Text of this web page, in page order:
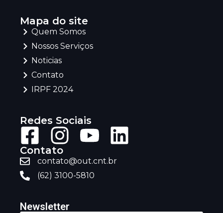
Mapa do site
Quem Somos
Nossos Serviços
Noticias
Contato
IRPF 2024
Redes Sociais
Contato
contato@out.cnt.br
(62) 3100-5810
Newsletter